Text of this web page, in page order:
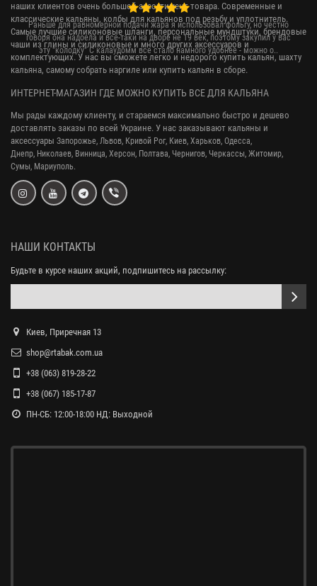
Раньше для равномерной подачи жара я использовал фольгу, но честно
говоря она надоела и все-таки на дворе не 19 век, поэтому закупил у вас
эту "колодку" С калаудомм все стало намного удобнее - можно о..
наших клиентов очень большой ассортимент товара. Современные и
классические кальяны, колбы для кальянов под резьбу и уплотнитель.
Самые лучшие силиконовые шланги, персональные мундштуки, брендовые
чаши из глины и силиконовые и много других аксессуаров и
комплектующих. У нас вы сможете легко и недорого купить кальян, шахту
кальяна, самому собрать наргиле или купить кальян в сборе.
ИНТЕРНЕТ-МАГАЗИН ГДЕ МОЖНО КУПИТЬ ВСЕ ДЛЯ КАЛЬЯНА
Мы рады каждому клиенту, и стараемся максимально быстро и дешево
доставлять заказы по всей Украине. У нас заказывают кальяны и
аксессуары Запорожье, Львов, Кривой Рог, Киев, Харьков, Одесса,
Днепр, Николаев, Винница, Херсон, Полтава, Чернигов, Черкассы, Житомир,
Сумы, Мариуполь.
НАШИ КОНТАКТЫ
Будьте в курсе наших акций, подпишитесь на рассылку:
Киев, Приречная 13
shop@rtabak.com.ua
+38 (063) 819-28-22
+38 (067) 185-17-87
ПН-СБ: 12:00-18:00 НД: Выходной